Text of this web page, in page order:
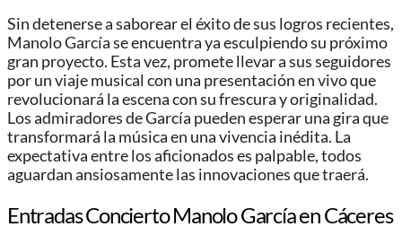
Sin detenerse a saborear el éxito de sus logros recientes,
Manolo García se encuentra ya esculpiendo su próximo
gran proyecto. Esta vez, promete llevar a sus seguidores
por un viaje musical con una presentación en vivo que
revolucionará la escena con su frescura y originalidad.
Los admiradores de García pueden esperar una gira que
transformará la música en una vivencia inédita. La
expectativa entre los aficionados es palpable, todos
aguardan ansiosamente las innovaciones que traerá.
Entradas Concierto Manolo García en Cáceres